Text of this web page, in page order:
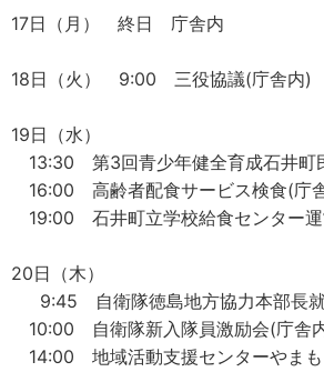
17日（月） 終日 庁舎内
18日（火） 9:00 三役協議(庁舎内)
19日（水）
13:30 第3回青少年健全育成石井町
16:00 高齢者配食サービス検食(庁
19:00 石井町立学校給食センター運
20日（木）
9:45 自衛隊徳島地方協力本部長
10:00 自衛隊新入隊員激励会(庁舎
14:00 地域活動支援センターやま